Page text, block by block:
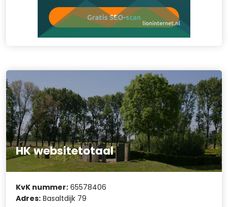
HK websitetotaal
KvK nummer: 65578406
Adres: Basaltdijk 79